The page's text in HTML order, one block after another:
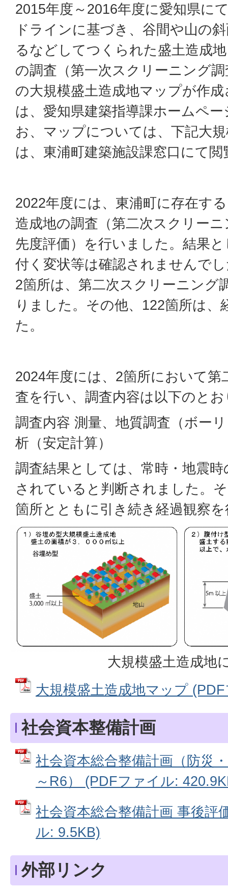
2015年度～2016年度に愛知県に
ドラインに基づき、谷間や山の
るなどしてつくられた盛土造成
の調査（第一次スクリーニング
の大規模盛土造成地マップが作
は、愛知県建築指導課ホームペ
お、マップについては、下記大
は、東浦町建築施設課窓口にて
2022年度には、東浦町に存在す
造成地の調査（第二次スクリー
先度評価）を行いました。結果
付く変状等は確認されませんで
2箇所は、第二次スクリーニング
りました。その他、122箇所は、
た。
2024年度には、2箇所において
査を行い、調査内容は以下のと
調査内容 測量、地質調査（ボー
析（安定計算）
調査結果としては、常時・地震
されていると判断されました。
箇所とともに引き続き経過観察
大規模盛土造成地
大規模盛土造成地マップ
社会資本整備計画
社会資本総合整備計画（防災
～R6） (PDFファイル:
社会資本総合整備計画 事後評
ル: 9.5KB)
外部リンク